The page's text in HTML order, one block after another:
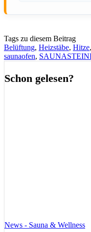
Tags zu diesem Beitrag
Belüftung, Heizstäbe, Hitze,
saunaofen,
Schon gelesen?
News - Sauna & Wellness